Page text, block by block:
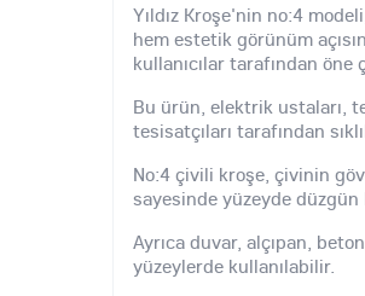
Yıldız Kroşe'nin no:4
hem estetik görünüm
kullanıcılar tarafından öne
Bu ürün, elektrik ustaları,
tesisatçıları tarafından
No:4 çivili kroşe, çivinin
sayesinde yüzeyde
Ayrıca duvar, alçıpan,
yüzeylerde kullanılabilir.